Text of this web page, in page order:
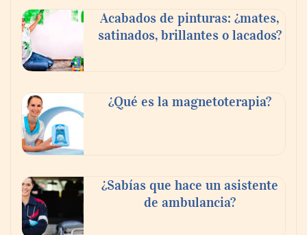
buscan proyectar talento mexicano y
fortalecer el turismo médico
Acabados de pinturas: ¿mates,
satinados, brillantes o lacados?
¿Qué es la magnetoterapia?
¿Sabías que hace un asistente
de ambulancia?